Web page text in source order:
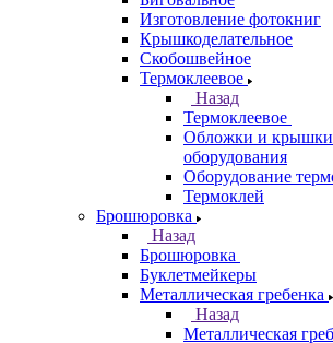
Изготовление фотокниг
Крышкоделательное
Скобошвейное
Термоклеевое
Назад
Термоклеевое
Обложки и крышки
оборудования
Оборудование
Термоклей
Брошюровка
Назад
Брошюровка
Буклетмейкеры
Металлическая гребенка
Назад
Металлическая